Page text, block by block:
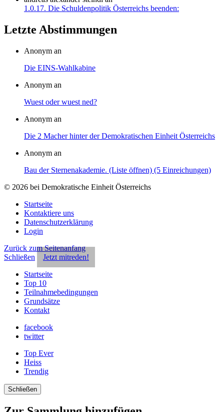
1.0.17. Die Schuldenpolitik Österreichs beenden:
Letzte Abstimmungen
Anonym an
Die EINS-Wahlkabine
Anonym an
Wuest oder wuest ned?
Anonym an
Die 2 Macher hinter der Demokratischen Einheit Österreichs
Anonym an
Bau der Sternenakademie. (Liste öffnen) (5 Einreichungen)
© 2026 bei Demokratische Einheit Österreichs
Startseite
Kontaktiere uns
Datenschutzerklärung
Login
Zurück zum Seitenanfang
Schließen
Jetzt mitreden!
Startseite
Top 10
Teilnahmebedingungen
Grundsätze
Kontakt
facebook
twitter
Top Ever
Heiss
Trendig
Schließen